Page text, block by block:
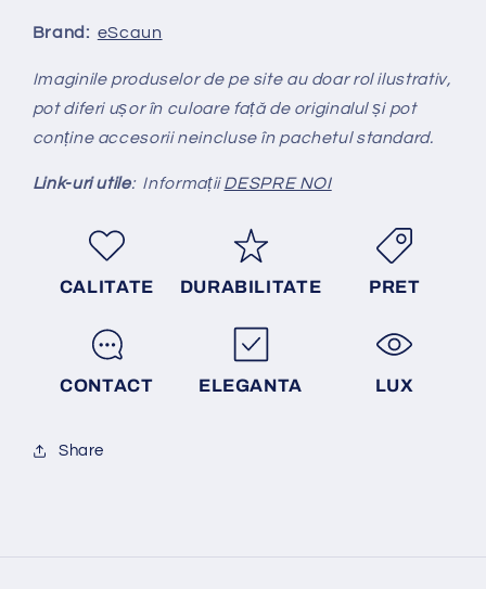
Brand: eScaun
Imaginile produselor de pe site au doar rol ilustrativ,
pot diferi ușor în culoare față de originalul și pot
conține accesorii neincluse în pachetul standard.
Link-uri utile: InformațiiDESPRE NOI
CALITATE DURABILITATE PRET
CONTACT ELEGANTA LUX
Share